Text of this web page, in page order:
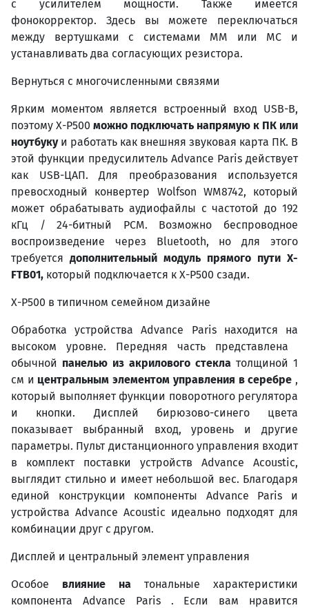
с усилителем мощности. Также имеется
фонокорректор. Здесь вы можете переключаться
между вертушками с системами MM или MC и
устанавливать два согласующих резистора.
Вернуться с многочисленными связями
Ярким моментом является встроенный вход USB-B,
поэтому X-P500 можно подключать напрямую к ПК или
ноутбукуи работать как внешняя звуковая карта ПК. В
этой функции предусилитель Advance Paris действует
как USB-ЦАП. Для преобразования используется
превосходный конвертер Wolfson WM8742, который
может обрабатывать аудиофайлы с частотой до 192
кГц / 24-битный PCM. Возможно беспроводное
воспроизведение через Bluetooth, но для этого
требуется дополнительный модуль прямого пути X-
FTB01, который подключается к X-P500 сзади.
X-P500 в типичном семейном дизайне
Обработка устройства Advance Paris находится на
высоком уровне. Передняя часть представлена ​​
обычной панелью из акрилового стекла толщиной 1
см и центральным элементом управления в серебре ,
который выполняет функции поворотного регулятора
и кнопки. Дисплей бирюзово-синего цвета
показывает выбранный вход, уровень и другие
параметры. Пульт дистанционного управления входит
в комплект поставки устройств Advance Acoustic,
выглядит стильно и имеет небольшой вес. Благодаря
единой конструкции компоненты Advance Paris и
устройства Advance Acoustic идеально подходят для
комбинации друг с другом.
Дисплей и центральный элемент управления
Особое влияние на тональные характеристики
компонента Advance Paris . Если вам нравится